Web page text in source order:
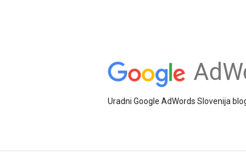
Uradni Google AdWords Slovenija